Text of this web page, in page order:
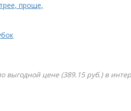
проще,
выгодной цене (389.15 руб.) в